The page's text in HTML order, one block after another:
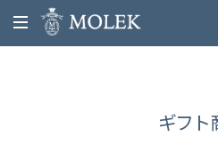
ギフト